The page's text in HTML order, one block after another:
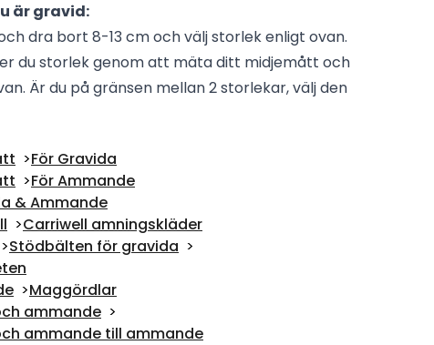
är gravid:
dra bort 8-13 cm och välj storlek enligt ovan.
du storlek genom att mäta ditt midjemått och
Är du på gränsen mellan 2 storlekar, välj den
För Gravida
För Ammande
& Ammande
Carriwell amningskläder
Stödbälten för gravida
Maggördlar
ammande
ammande till ammande